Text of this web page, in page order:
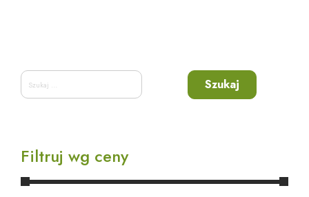
Szukaj:
Filtruj wg ceny